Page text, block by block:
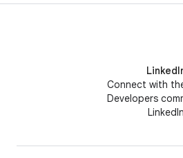
Connect with
Developers
LinkedIn